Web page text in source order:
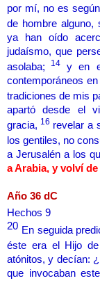
por mí, no es
de hombre alguno,
ya han oído
judaísmo, que
asolaba; 14 y en
contemporáneos
tradiciones de mis
apartó desde el
gracia, 16 revelar a
los gentiles, no
a Jerusalén a los
a Arabia, y volví
Año 36 dC
Hechos 9
20 En seguida
éste era el Hijo
atónitos, y decían:
que invocaban